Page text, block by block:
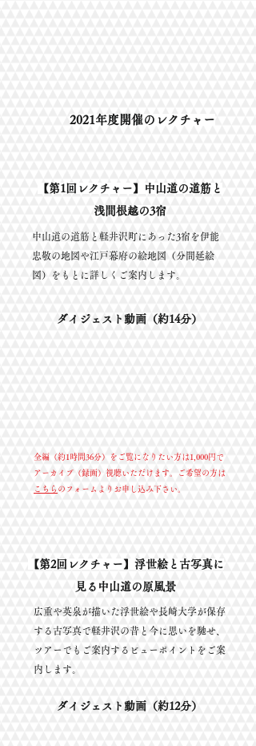
​2021年度開催のレクチャー
【第1回レクチャー】
中山道の道筋と
浅間根越の3宿
中山道の道筋と軽井沢町にあった3宿を伊能
忠敬の地図や江戸幕府の絵地図（分間延絵
図）をもとに詳しくご案内します。
ダイジェスト動画（約14分）
全編（約1時間36分）をご覧になりたい方は1,000円で
アーカイブ（録画）視聴いただけます。ご希望の方は
こちら のフォームよりお申し込み下さい。
【第2回レクチャー】 浮世絵と古写真に
見る中山道の原風景
広重や英泉が描いた浮世絵や長崎大学が保存
する古写真で軽井沢の昔と今に思いを馳せ、
ツアーでもご案内するビューポイントをご案
内します。
ダイジェスト動画（約12分）